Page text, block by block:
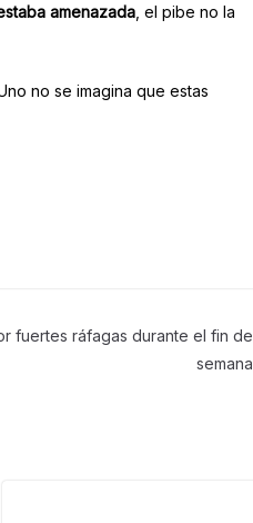
amenazada , el pibe no la
no se imagina que estas
fuertes ráfagas durante el fin de
semana